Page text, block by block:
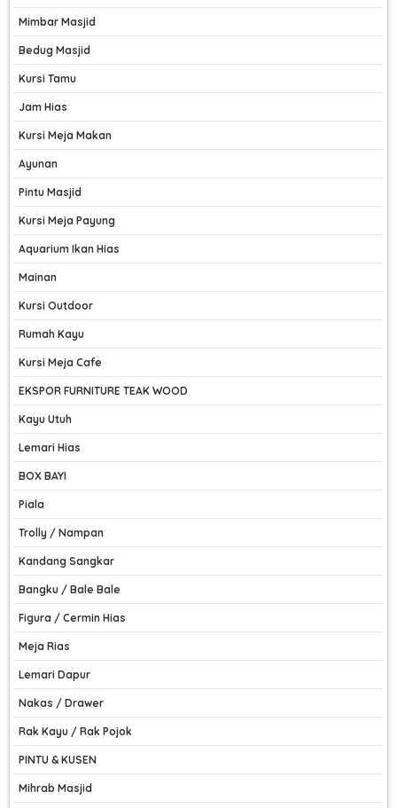
Mimbar Masjid
Bedug Masjid
Kursi Tamu
Jam Hias
Kursi Meja Makan
Ayunan
Pintu Masjid
Kursi Meja Payung
Aquarium Ikan Hias
Mainan
Kursi Outdoor
Rumah Kayu
Kursi Meja Cafe
EKSPOR FURNITURE TEAK WOOD
Kayu Utuh
Lemari Hias
BOX BAYI
Piala
Trolly / Nampan
Kandang Sangkar
Bangku / Bale Bale
Figura / Cermin Hias
Meja Rias
Lemari Dapur
Nakas / Drawer
Rak Kayu / Rak Pojok
PINTU & KUSEN
Mihrab Masjid